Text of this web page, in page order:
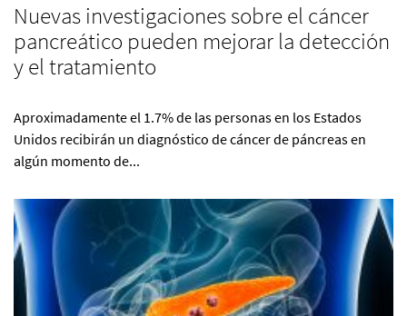
Nuevas investigaciones sobre el cáncer
pancreático pueden mejorar la detección
y el tratamiento
Aproximadamente el 1.7% de las personas en los Estados
Unidos recibirán un diagnóstico de cáncer de páncreas en
algún momento de...